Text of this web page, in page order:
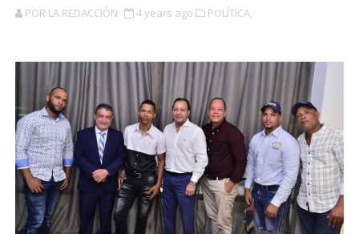
POR LA REDACCIÓN 4 years ago POLÍTICA,